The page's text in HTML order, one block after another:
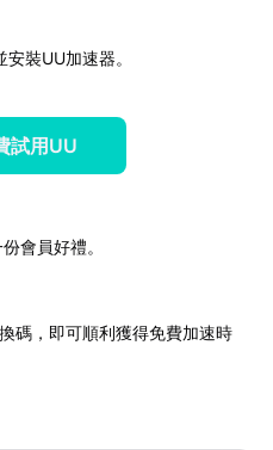
裝UU加速器。
試用UU
會員好禮。
碼，即可順利獲得免費加速時